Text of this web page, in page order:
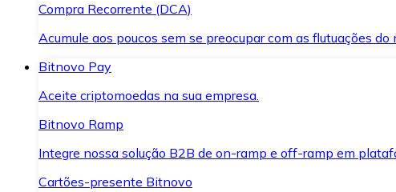
Compra Recorrente (DCA)
Acumule aos poucos sem se preocupar com as flutuações do
Bitnovo Pay
Aceite criptomoedas na sua empresa.
Bitnovo Ramp
Integre nossa solução B2B de on-ramp e off-ramp em
Cartões-presente Bitnovo